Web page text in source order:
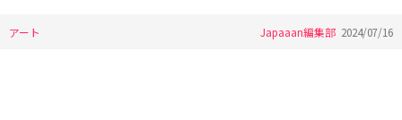
アート Japaaan編集部 2024/07/16